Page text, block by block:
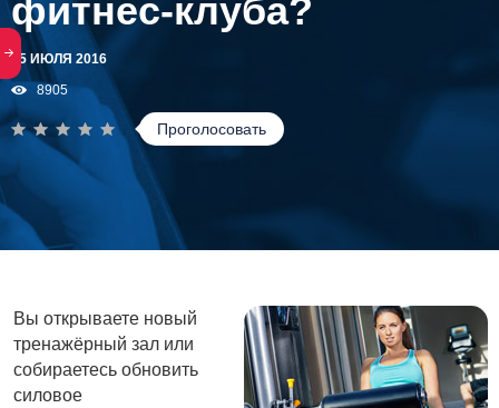
фитнес-клуба?
25 ИЮЛЯ 2016
8905
Проголосовать
Вы открываете новый
тренажёрный зал или
собираетесь обновить
силовое